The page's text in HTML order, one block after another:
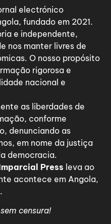
electrónico
fundado em 2021.
e independente,
nos manter livres de
O nosso propósito
rigorosa e
nacional e
as liberdades de
conforme
denunciando as
em nome da justiça
democracia.
Press leva ao
acontece em Angola,
censura!